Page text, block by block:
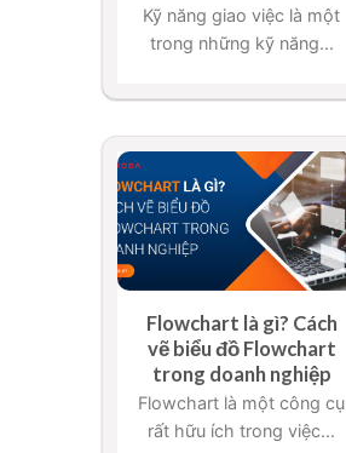
Kỹ năng giao việc là một
trong những kỹ năng...
Flowchart là gì? Cách
vẽ biểu đồ Flowchart
trong doanh nghiệp
Flowchart là một công cụ
rất hữu ích trong việc...